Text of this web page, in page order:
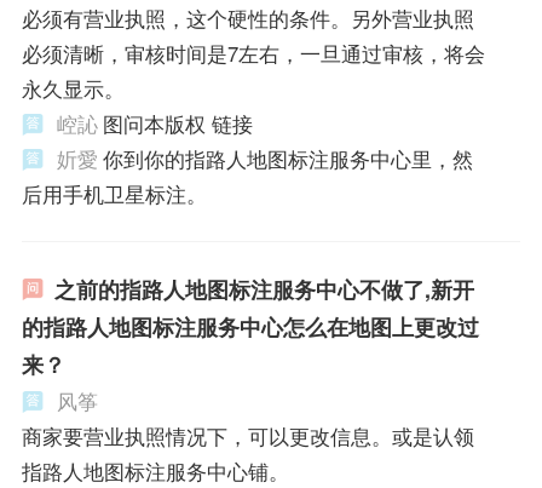
必须有营业执照，这个硬性的条件。另外营业执照
必须清晰，审核时间是7左右，一旦通过审核，将会
永久显示。
崆訫 图问本版权 链接
妡愛 你到你的指路人地图标注服务中心里，然
后用手机卫星标注。
之前的指路人地图标注服务中心不做了,新开
的指路人地图标注服务中心怎么在地图上更改过
来？
风筝
商家要营业执照情况下，可以更改信息。或是认领
指路人地图标注服务中心铺。